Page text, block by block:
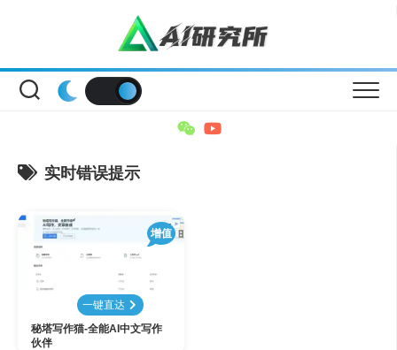
实时错误提示
增值
一键直达
秘塔写作猫-全能AI中文写作
伙伴